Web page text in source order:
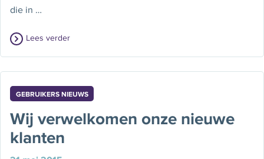
die in …
Lees verder
GEBRUIKERS NIEUWS
Wij verwelkomen onze nieuwe
klanten